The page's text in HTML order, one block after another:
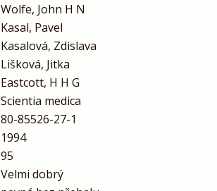
Wolfe, John H N
Kasal, Pavel
Kasalová, Zdislava
Lišková, Jitka
Eastcott, H H G
Scientia medica
80-85526-27-1
1994
95
Velmi dobrý